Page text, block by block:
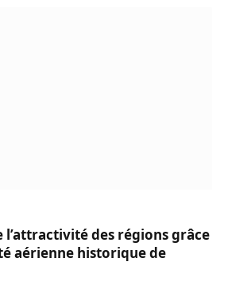
l’attractivité des régions grâce
aérienne historique de